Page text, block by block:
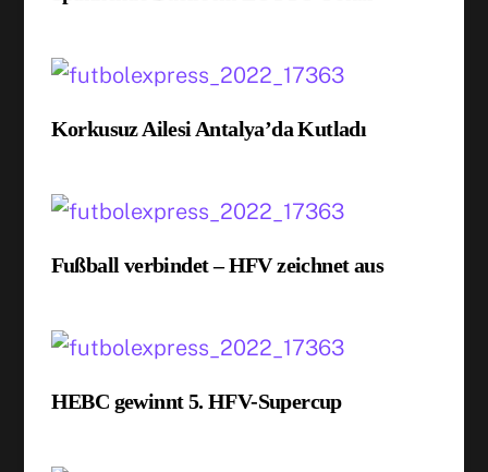
Korkusuz Ailesi Antalya’da Kutladı
Fußball verbindet – HFV zeichnet aus
HEBC gewinnt 5. HFV-Supercup